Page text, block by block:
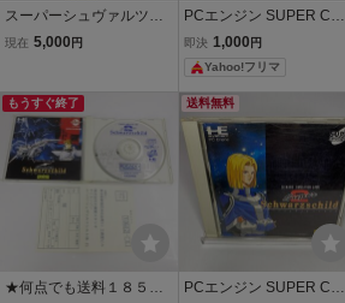
スーパーシュヴァルツシ
ルト1&2
現在 5,000 円
PCエンジン SUPER CD-
ROM スーパーシュヴァル
ツシルト 工画堂スタジオ
即決 1,000 円
Yahoo!フリマ
もうすぐ終了
★何点でも送料１８５円
送料無料
PCエンジン SUPER CD-